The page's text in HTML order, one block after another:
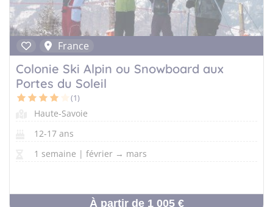
France
Colonie Ski Alpin ou Snowboard aux
Portes du Soleil
(1)
Haute-Savoie
12-17 ans
1 semaine | février → mars
À partir de 1 005 €